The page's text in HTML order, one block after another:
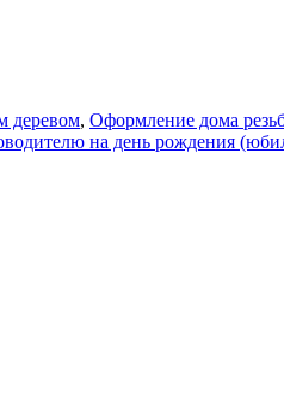
деревом, Оформление дома
на день рождения